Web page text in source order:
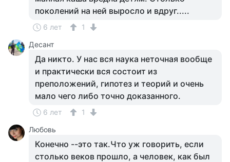
поколений на ней выросло и вдруг.....
6 лет
1
Десант
Да никто. У нас вся наука неточная вообще
и практически вся состоит из
преположений, гипотез и теорий и очень
мало чего либо точно доказанного.
6 лет
1
Любовь
Конечно --это так.Что уж говорить, если
столько веков прошло, а человек, как был